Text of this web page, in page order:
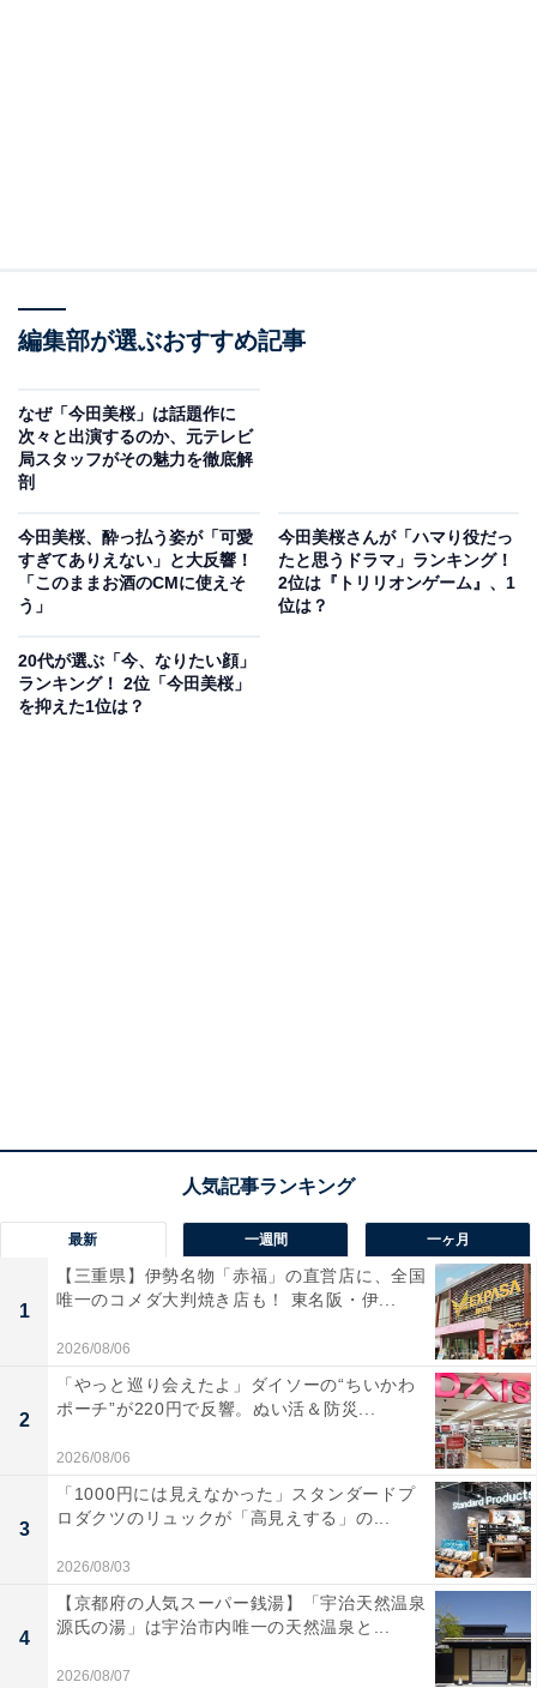
編集部が選ぶおすすめ記事
なぜ「今田美桜」は話題作に
次々と出演するのか、元テレビ
局スタッフがその魅力を徹底解
剖
今田美桜、酔っ払う姿が「可愛
すぎてありえない」と大反響！
「このままお酒のCMに使えそ
う」
今田美桜さんが「ハマり役だっ
たと思うドラマ」ランキング！
2位は『トリリオンゲーム』、1
位は？
20代が選ぶ「今、なりたい顔」
ランキング！ 2位「今田美桜」
を抑えた1位は？
最新 一週間 一ヶ月
1
【三重県】伊勢名物「赤福」の直営店に、全国
唯一のコメダ大判焼き店も！ 東名阪・伊...
2026/08/06
2
「やっと巡り会えたよ」ダイソーの“ちいかわ
ポーチ”が220円で反響。ぬい活＆防災...
2026/08/06
3
「1000円には見えなかった」スタンダードプ
ロダクツのリュックが「高見えする」の...
2026/08/03
4
【京都府の人気スーパー銭湯】「宇治天然温泉
源氏の湯」は宇治市内唯一の天然温泉と...
2026/08/07